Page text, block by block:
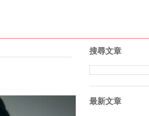
搜尋文章
最新文章